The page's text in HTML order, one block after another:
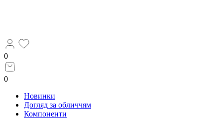
0
0
Новинки
Догляд за обличчям
Компоненти